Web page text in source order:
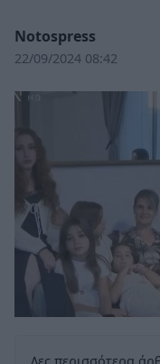
Notospress
22/09/2024 08:42